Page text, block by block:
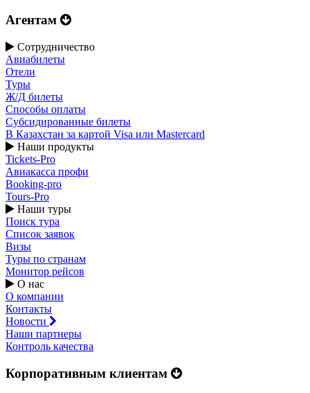
Агентам
Сотрудничество
Авиабилеты
Отели
Туры
Ж/Д билеты
Способы оплаты
Субсидированные билеты
В Казахстан за картой Visa или Masterсard
Наши продукты
Tickets-Pro
Авиакасса профи
Booking-pro
Tours-Pro
Наши туры
Поиск тура
Список заявок
Визы
Туры по странам
Монитор рейсов
О нас
О компании
Контакты
Новости
Наши партнеры
Контроль качества
Корпоративным клиентам